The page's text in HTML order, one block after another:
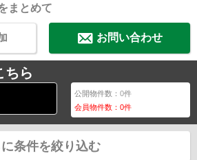
まとめて
お問い合わせ
ちら
公開物件数：0件
会員物件数：0件
条件を絞り込む